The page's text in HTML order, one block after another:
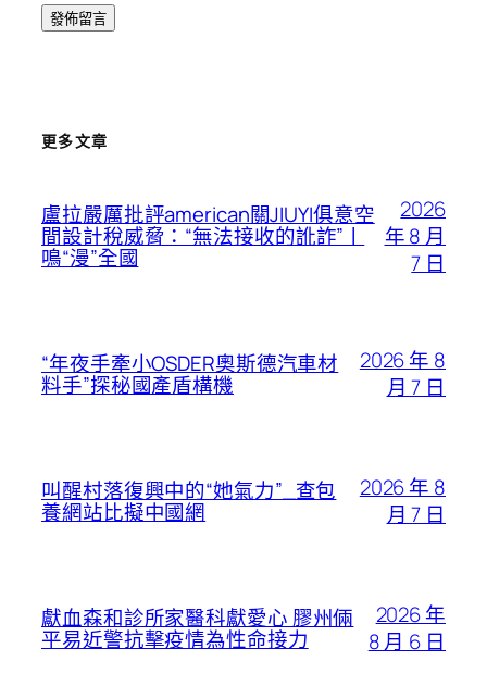
更多文章
盧拉嚴厲批評american關JIUYI俱意空
間設計稅威脅：“無法接收的訛詐”丨
鳴“漫”全國
2026
年 8 月
7 日
“年夜手牽小OSDER奧斯德汽車材
料手”探秘國產盾構機
2026 年 8
月 7 日
叫醒村落復興中的“她氣力”_查包
養網站比擬中國網
2026 年 8
月 7 日
獻血森和診所家醫科獻愛心 膠州倆
平易近警抗擊疫情為性命接力
2026 年
8 月 6 日